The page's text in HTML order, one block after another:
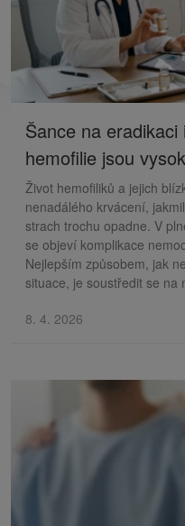
Šance na
hemofilie jsou
Život hemofiliků a jejich
nenadálého krvácení,
strach trochu opadne. V
se objeví komplikace
Nejlepším způsobem, jak
situace, je soustředit se na
8. 4. 2026